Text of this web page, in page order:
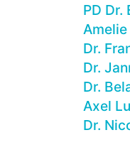
PD Dr.
Dr.
Dr.
Dr.
Axel
Dr.